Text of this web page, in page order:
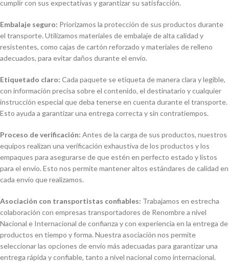
cumplir con sus expectativas y garantizar su satisfacción.
Embalaje seguro: Priorizamos la protección de sus productos durante
el transporte. Utilizamos materiales de embalaje de alta calidad y
resistentes, como cajas de cartón reforzado y materiales de relleno
adecuados, para evitar daños durante el envío.
Etiquetado claro: Cada paquete se etiqueta de manera clara y legible,
con información precisa sobre el contenido, el destinatario y cualquier
instrucción especial que deba tenerse en cuenta durante el transporte.
Esto ayuda a garantizar una entrega correcta y sin contratiempos.
Proceso de verificación: Antes de la carga de sus productos, nuestros
equipos realizan una verificación exhaustiva de los productos y los
empaques para asegurarse de que estén en perfecto estado y listos
para el envío. Esto nos permite mantener altos estándares de calidad en
cada envío que realizamos.
Asociación con transportistas confiables: Trabajamos en estrecha
colaboración con empresas transportadores de Renombre a nivel
Nacional e Internacional de confianza y con experiencia en la entrega de
productos en tiempo y forma. Nuestra asociación nos permite
seleccionar las opciones de envío más adecuadas para garantizar una
entrega rápida y confiable, tanto a nivel nacional como internacional.